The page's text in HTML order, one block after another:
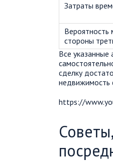
Затраты
Вероятность
стороны
Все указанные
сделку
недвижимость
https://